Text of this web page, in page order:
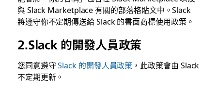
與 Slack Marketplace 有關的部落格貼文中。Slack
將遵守你不定期傳送給 Slack 的書面商標使用政策。
2.Slack 的開發人員政策
您同意遵守Slack 的開發人員政策 ，此政策會由 Slack
不定期更新。